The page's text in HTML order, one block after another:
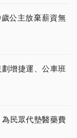
公主放棄薪資無
增捷運、公車班
民眾代墊醫藥費